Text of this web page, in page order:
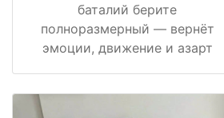
баталий берите
полноразмерный — вернёт
эмоции, движение и азарт